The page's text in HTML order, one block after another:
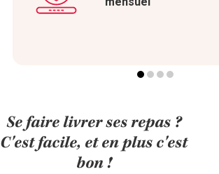
Se faire livrer ses repas ?
C'est facile, et en plus c'est
bon !